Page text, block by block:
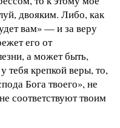
двояким. Либо, как
вам» — и за веру
его от
а может быть,
тебя крепкой веры, то,
Бога твоего», не
соответствуют твоим